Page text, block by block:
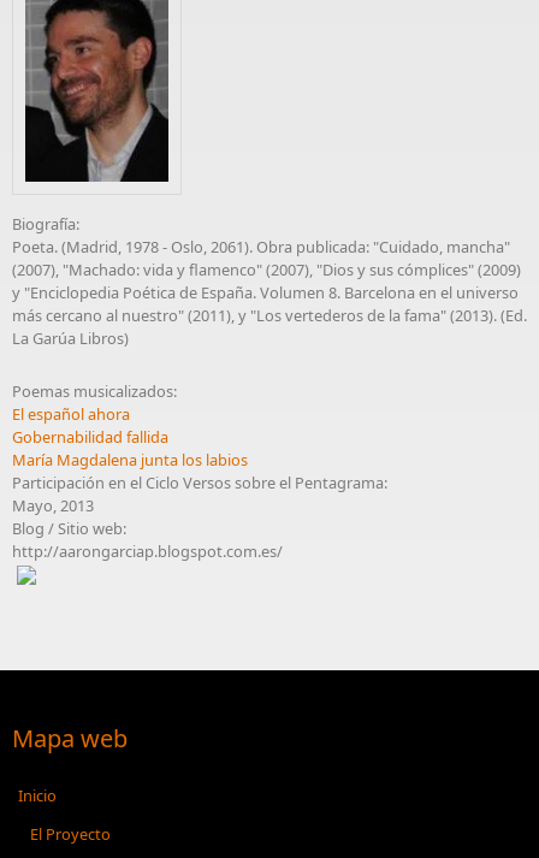
Biografía:
Poeta. (Madrid, 1978 - Oslo, 2061). Obra publicada: "Cuidado, mancha"
(2007), "Machado: vida y flamenco" (2007), "Dios y sus cómplices" (2009)
y "Enciclopedia Poética de España. Volumen 8. Barcelona en el universo
más cercano al nuestro" (2011), y "Los vertederos de la fama" (2013). (Ed.
La Garúa Libros)
Poemas musicalizados:
El español ahora
Gobernabilidad fallida
María Magdalena junta los labios
Participación en el Ciclo Versos sobre el Pentagrama:
Mayo, 2013
Blog / Sitio web:
http://aarongarciap.blogspot.com.es/
Mapa web
Inicio
El Proyecto